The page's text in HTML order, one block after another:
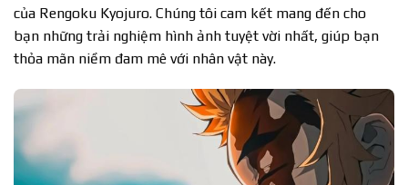
của Rengoku Kyojuro. Chúng tôi cam kết mang đến cho
bạn những trải nghiệm hình ảnh tuyệt vời nhất, giúp bạn
thỏa mãn niềm đam mê với nhân vật này.